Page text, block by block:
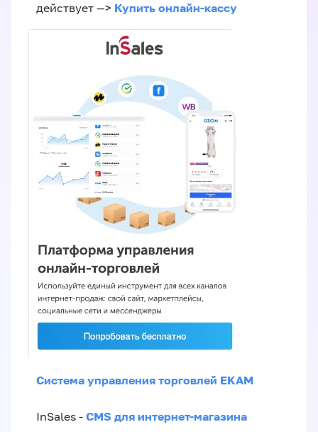
действует —> Купить онлайн-кассу
Система управления торговлей EKAM
InSales - CMS для интернет-магазина